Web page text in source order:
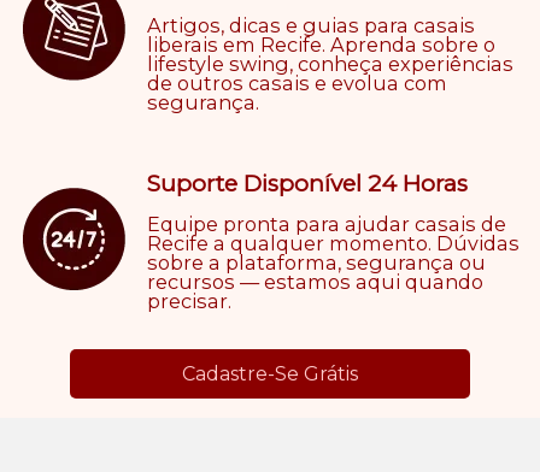
Artigos, dicas e guias para casais
liberais em Recife. Aprenda sobre o
lifestyle swing, conheça experiências
de outros casais e evolua com
segurança.
Suporte Disponível 24 Horas
Equipe pronta para ajudar casais de
Recife a qualquer momento. Dúvidas
sobre a plataforma, segurança ou
recursos — estamos aqui quando
precisar.
Cadastre-Se Grátis